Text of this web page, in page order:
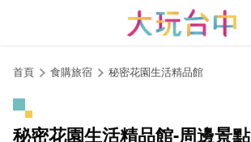
首頁 食購旅宿 秘密花園生活精品館
秘密花園生活精品館-周邊景點